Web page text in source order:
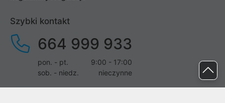
Szybki kontakt
664 999 933
pon. - pt.
9:00 - 17:00
sob. - niedz.
nieczynne